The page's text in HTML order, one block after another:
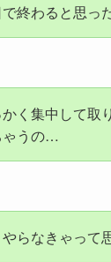
終わると思っ
く集中して取
ゃうの…
らなきゃって